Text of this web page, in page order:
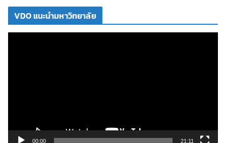
VDO แนะนำมหาวิทยาลัย
00:00 21:11